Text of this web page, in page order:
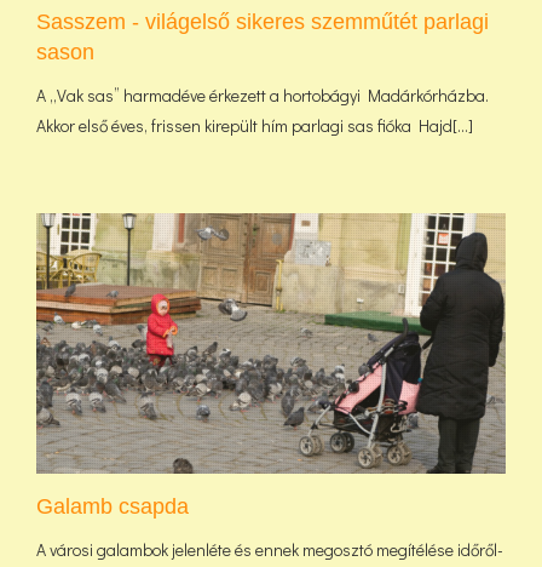
Sasszem - világelső sikeres szemműtét parlagi
sason
A „Vak sas” harmadéve érkezett a hortobágyi Madárkórházba.
Akkor első éves, frissen kirepült hím parlagi sas fióka Hajd[...]
Galamb csapda
A városi galambok jelenléte és ennek megosztó megítélése időről-